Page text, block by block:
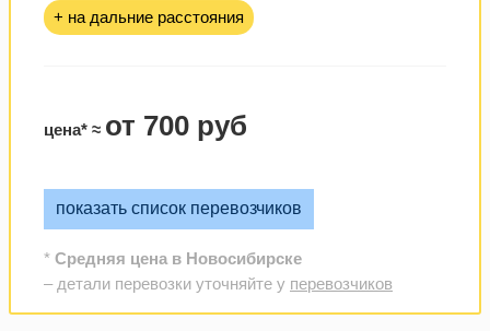
+ на дальние расстояния
цена* ≈ от 700 руб
показать список перевозчиков
* Средняя цена в Новосибирске
– детали перевозки уточняйте у перевозчиков